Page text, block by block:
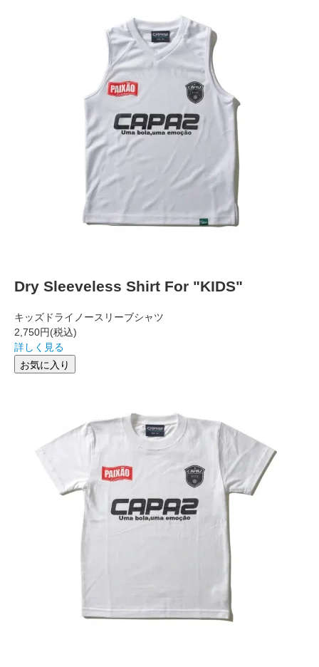
Dry Sleeveless Shirt For "KIDS"
キッズドライノースリーブシャツ
2,750円(税込)
詳しく見る
お気に入り